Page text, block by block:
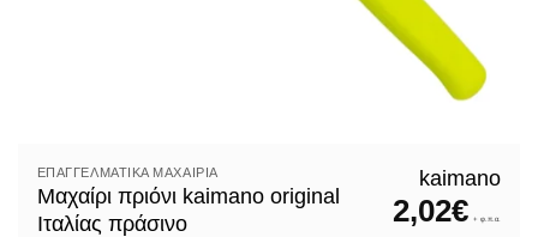
ΕΠΑΓΓΕΛΜΑΤΙΚΆ ΜΑΧΑΊΡΙΑ
Μαχαίρι πριόνι kaimano original
Ιταλίας πράσινο
kaimano
2,02€ + φ.π.α.